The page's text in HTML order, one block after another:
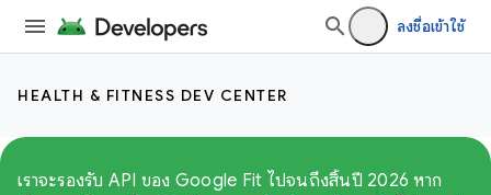
ลงชื่อเข้าใช้
HEALTH & FITNESS DEV CENTER
เราจะรองรับ API ของ Google Fit ไปจนถึงสิ้นปี 2026 หาก